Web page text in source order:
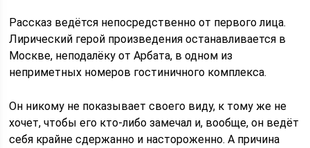
Рассказ ведётся непосредственно от первого лица.
Лирический герой произведения останавливается в
Москве, неподалёку от Арбата, в одном из
неприметных номеров гостиничного комплекса.
Он никому не показывает своего виду, к тому же не
хочет, чтобы его кто-либо замечал и, вообще, он ведёт
себя крайне сдержанно и настороженно. А причина